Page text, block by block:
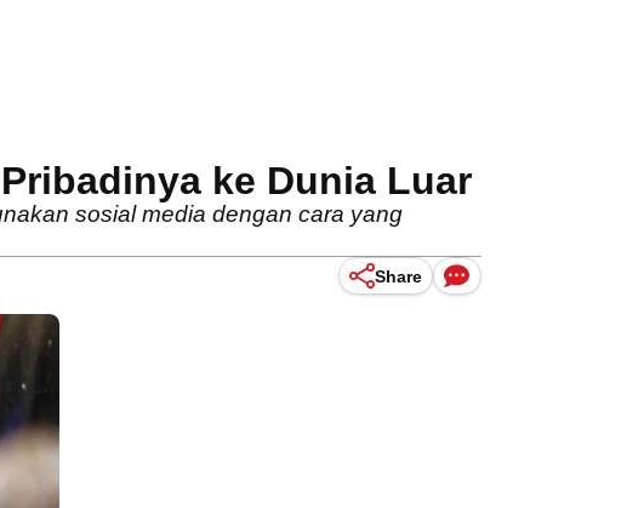
ke Dunia Luar
sosial media dengan cara yang
Share